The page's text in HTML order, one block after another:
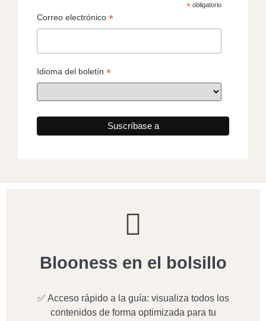
* obligatorio
Correo electrónico *
Idioma del boletín *
Blooness en el bolsillo
✅ Acceso rápido a la guía: visualiza todos los
contenidos de forma optimizada para tu